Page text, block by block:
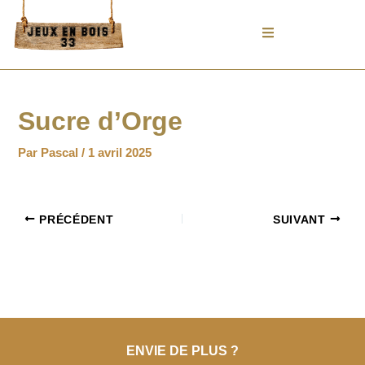
Aller
contenu
Sucre d’Orge
Par Pascal/ 1 avril 2025
PRÉCÉDENT SUIVANT
ENVIE DE PLUS ?